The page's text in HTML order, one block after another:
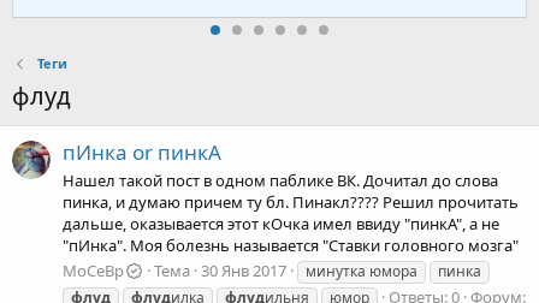
Теги
флуд
пИнка or пинкА
Нашел такой пост в одном паблике ВК. Дочитал до слова
пинка, и думаю причем ту бл. Пинакл???? Решил прочитать
дальше, оказывается этот кОчка имел ввиду "пинкА", а не
"пИнка". Моя болезнь называется "Ставки головного мозга"
MoCeBp
Тема 30 Янв 2017 минутка юмора
пинка
флуд
флудилка флудильня юмор Ответы: 0 Форум: